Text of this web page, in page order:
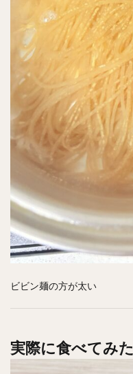
ビビン麺の方が太い
実際に食べてみた